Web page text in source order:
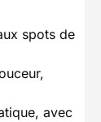
spots de
avec